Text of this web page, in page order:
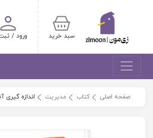
ورود / سبد خرید
صفحه اصلی کتاب مدیریت اندازه